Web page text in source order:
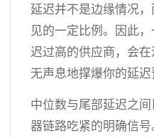
延迟并不是边缘情况
见的一定比例。因此
迟过高的供应商，会
无声息地撑爆你的延迟
中位数与尾部延迟之
器链路吃紧的明确信